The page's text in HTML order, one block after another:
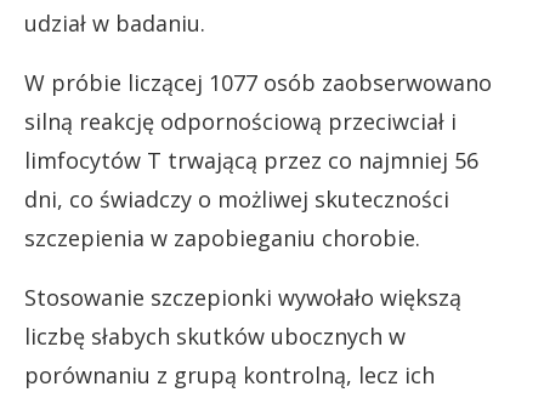
udział w badaniu.
W próbie liczącej 1077 osób zaobserwowano
silną reakcję odpornościową przeciwciał i
limfocytów T trwającą przez co najmniej 56
dni, co świadczy o możliwej skuteczności
szczepienia w zapobieganiu chorobie.
Stosowanie szczepionki wywołało większą
liczbę słabych skutków ubocznych w
porównaniu z grupą kontrolną, lecz ich